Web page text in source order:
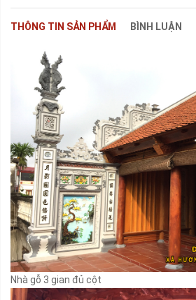
THÔNG TIN SẢN PHẨM BÌNH LUẬN
Nhà gỗ 3 gian đủ cột